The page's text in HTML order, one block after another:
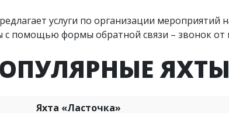
услуги по организации мероприятий
с помощью формы обратной связи – звонок от
Яхта «Ласточка»